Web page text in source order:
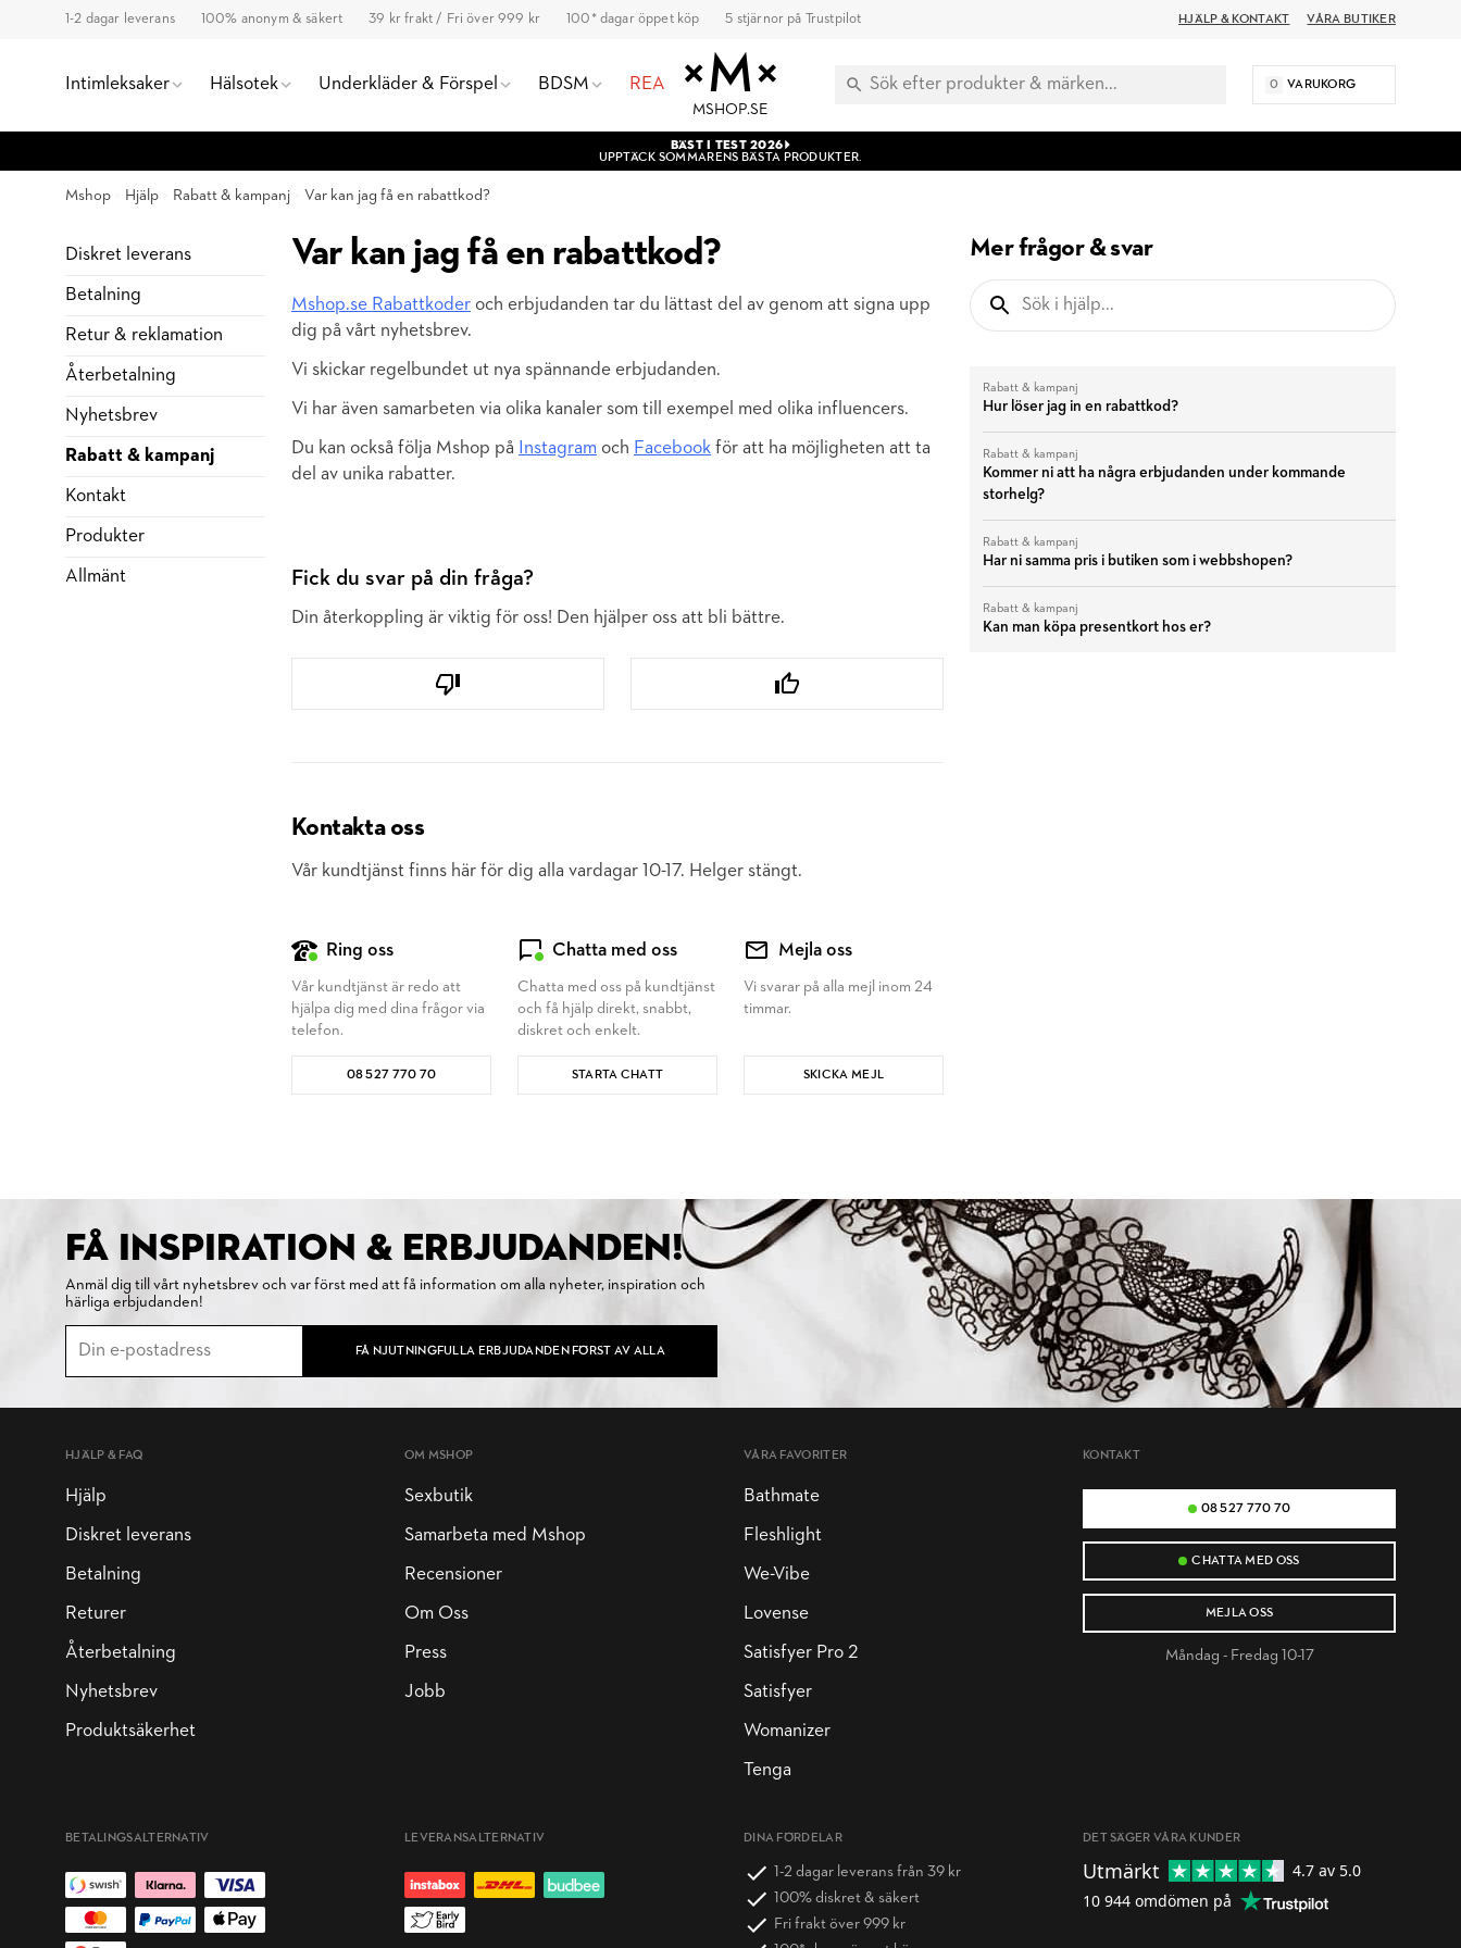
1-2 dagar leverans 100% anonym & säkert 39 kr frakt / Fri över 999 kr 100* dagar öppet köp 5 stjärnor på Trustpilot HJÄLP & KONTAKT VÅRA BUTIKER
Intimleksaker Hälsotek Underkläder & Förspel BDSM REA
MSHOP.SE
0 VARUKORG
BÄST I TEST 2026
UPPTÄCK SOMMARENS BÄSTA PRODUKTER.
Mshop Hjälp Rabatt & kampanj Var kan jag få en rabattkod?
Diskret leverans
Betalning
Retur & reklamation
Återbetalning
Nyhetsbrev
Rabatt & kampanj
Kontakt
Produkter
Allmänt
Var kan jag få en rabattkod?
Mshop.se Rabattkoder och erbjudanden tar du lättast del av genom att signa upp
dig på vårt nyhetsbrev.
Vi skickar regelbundet ut nya spännande erbjudanden.
Vi har även samarbeten via olika kanaler som till exempel med olika influencers.
Du kan också följa Mshop på Instagram och Facebook för att ha möjligheten att ta
del av unika rabatter.
Fick du svar på din fråga?
Din återkoppling är viktig för oss! Den hjälper oss att bli bättre.
Kontakta oss
Vår kundtjänst finns här för dig alla vardagar 10-17. Helger stängt.
Ring oss
Vår kundtjänst är redo att
hjälpa dig med dina frågor via
telefon.
08 527 770 70
Chatta med oss
Chatta med oss på kundtjänst
och få hjälp direkt, snabbt,
diskret och enkelt.
STARTA CHATT
Mejla oss
Vi svarar på alla mejl inom 24
timmar.
SKICKA MEJL
Mer frågor & svar
Rabatt & kampanj
Hur löser jag in en rabattkod?
Rabatt & kampanj
Kommer ni att ha några erbjudanden under kommande
storhelg?
Rabatt & kampanj
Har ni samma pris i butiken som i webbshopen?
Rabatt & kampanj
Kan man köpa presentkort hos er?
FÅ INSPIRATION & ERBJUDANDEN!
Anmäl dig till vårt nyhetsbrev och var först med att få information om alla nyheter, inspiration och
härliga erbjudanden!
FÅ NJUTNINGFULLA ERBJUDANDEN FÖRST AV ALLA
KONTAKT
08 527 770 70
CHATTA MED OSS
MEJLA OSS
Måndag - Fredag 10-17
HJÄLP & FAQ
Hjälp
Diskret leverans
Betalning
Returer
Återbetalning
Nyhetsbrev
Produktsäkerhet
OM MSHOP
Sexbutik
Samarbeta med Mshop
Recensioner
Om Oss
Press
Jobb
VÅRA FAVORITER
Bathmate
Fleshlight
We-Vibe
Lovense
Satisfyer Pro 2
Satisfyer
Womanizer
Tenga
DINA FÖRDELAR
1-2 dagar leverans från 39 kr
100% diskret & säkert
Fri frakt över 999 kr
BETALINGSALTERNATIV LEVERANSALTERNATIV DET SÄGER VÅRA KUNDER
Utmärkt 4.7 av 5.0
10 944 omdömen på